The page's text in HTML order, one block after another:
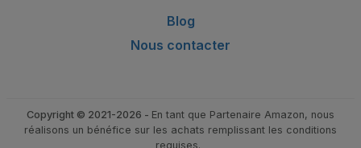
Blog
Nous contacter
Copyright © 2021-2026 - En tant que Partenaire Amazon, nous
réalisons un bénéfice sur les achats remplissant les conditions
requises.